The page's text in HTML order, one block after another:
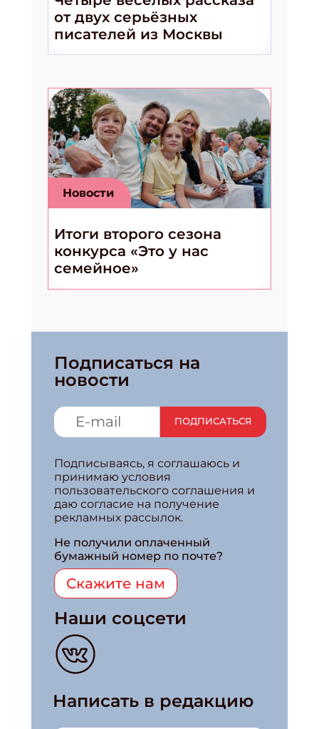
от двух серьёзных
писателей из Москвы
Новости
Итоги второго сезона
конкурса «Это у нас
семейное»
Подписаться на
новости
ПОДПИСАТЬСЯ
Подписываясь, я соглашаюсь и
принимаю условия
пользовательского соглашения и
даю согласие на получение
рекламных рассылок.
Не получили оплаченный
бумажный номер по почте?
Скажите нам
Наши соцсети
Написать в редакцию